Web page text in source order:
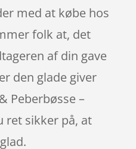
med at købe hos
folk at, det
af din gave
den glade giver
Peberbøsse –
ret sikker på, at